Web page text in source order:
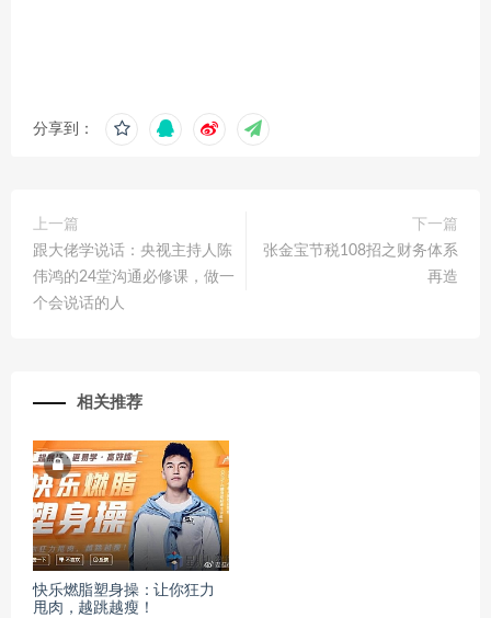
分享到：
上一篇
跟大佬学说话：央视主持人陈
伟鸿的24堂沟通必修课，做一
个会说话的人
下一篇
张金宝节税108招之财务体系
再造
相关推荐
快乐燃脂塑身操：让你狂力
甩肉，越跳越瘦！